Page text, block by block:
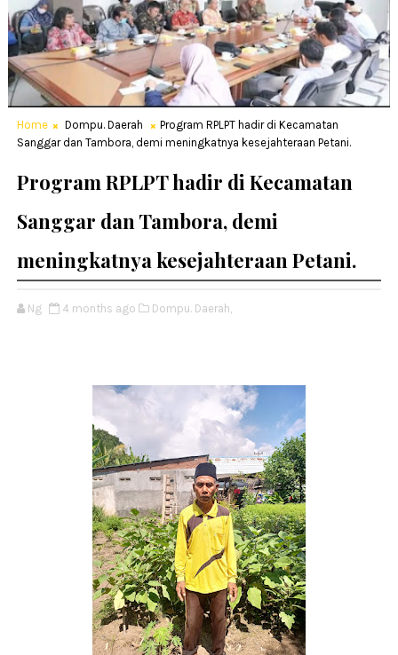
Home Dompu. Daerah
Program RPLPT hadir di Kecamatan
Sanggar dan Tambora, demi meningkatnya kesejahteraan Petani.
Program RPLPT hadir di Kecamatan
Sanggar dan Tambora, demi
meningkatnya kesejahteraan Petani.
Ng 4 months ago Dompu. Daerah,